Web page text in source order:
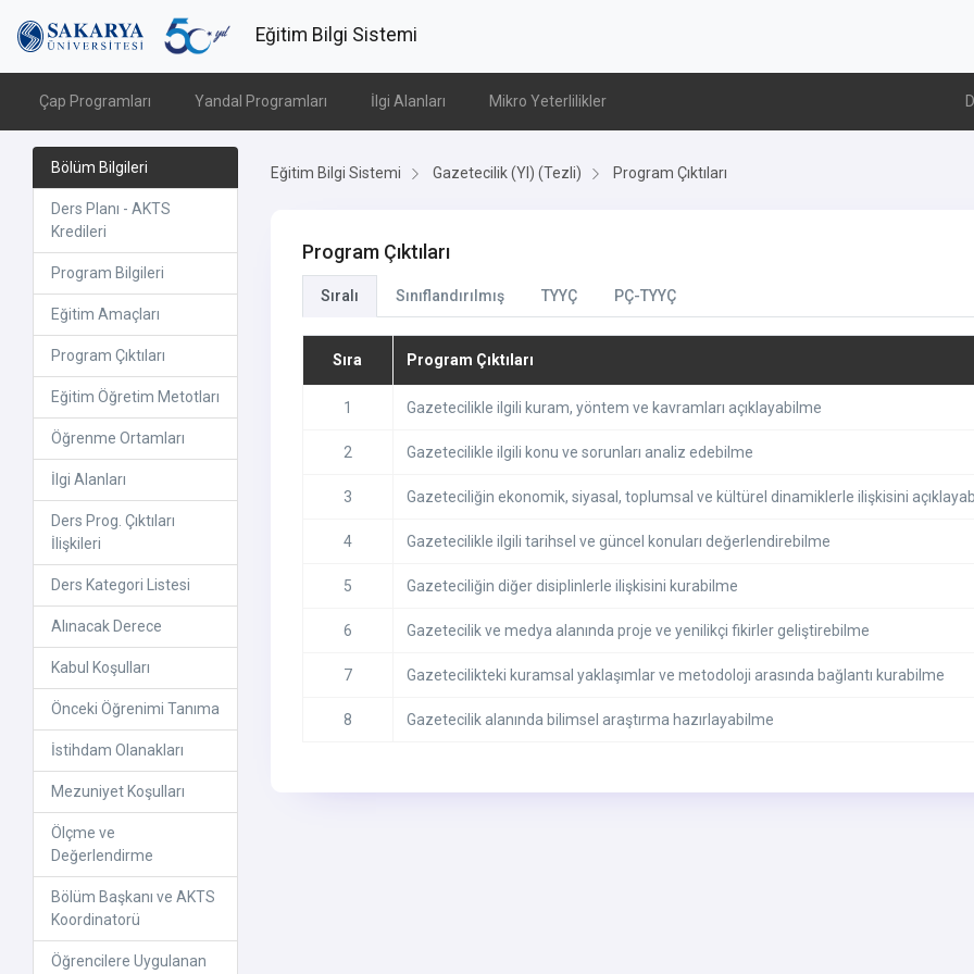
Eğitim Bilgi Sistemi
Çap Programları Yandal Programları İlgi Alanları Mikro Yeterlilikler
Bölüm Bilgileri
Ders Planı - AKTS
Kredileri
Program Bilgileri
Eğitim Amaçları
Program Çıktıları
Eğitim Öğretim Metotları
Öğrenme Ortamları
İlgi Alanları
Ders Prog. Çıktıları
İlişkileri
Ders Kategori Listesi
Alınacak Derece
Kabul Koşulları
Önceki Öğrenimi Tanıma
İstihdam Olanakları
Mezuniyet Koşulları
Ölçme ve
Değerlendirme
Bölüm Başkanı ve AKTS
Koordinatorü
Öğrencilere Uygulanan
Eğitim Bilgi Sistemi Gazetecilik (Yl) (Tezli) Program Çıktıları
Program Çıktıları
Sıralı Sınıflandırılmış TYYÇ PÇ-TYYÇ
Sıra Program Çıktıları
1 Gazetecilikle ilgili kuram, yöntem ve kavramları açıklayabilme
2 Gazetecilikle ilgili konu ve sorunları analiz edebilme
3 Gazeteciliğin ekonomik, siyasal, toplumsal ve kültürel dinamiklerle ilişkisini
4 Gazetecilikle ilgili tarihsel ve güncel konuları değerlendirebilme
5 Gazeteciliğin diğer disiplinlerle ilişkisini kurabilme
6 Gazetecilik ve medya alanında proje ve yenilikçi fikirler geliştirebilme
7 Gazetecilikteki kuramsal yaklaşımlar ve metodoloji arasında bağlantı kurabilme
8 Gazetecilik alanında bilimsel araştırma hazırlayabilme